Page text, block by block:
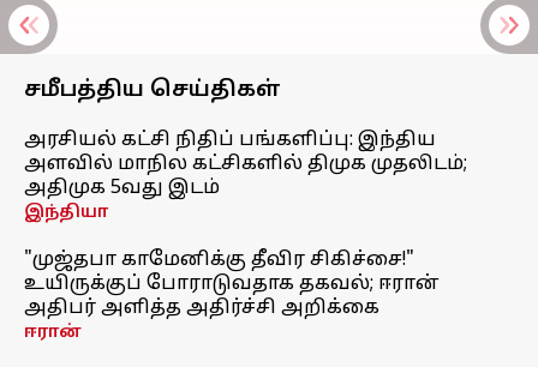
சமீபத்திய செய்திகள்
அரசியல் கட்சி நிதிப் பங்களிப்பு: இந்திய
அளவில் மாநில கட்சிகளில் திமுக முதலிடம்;
அதிமுக 5வது இடம்
இந்தியா
"முஜ்தபா காமேனிக்கு தீவிர சிகிச்சை!"
உயிருக்குப் போராடுவதாக தகவல்; ஈரான்
அதிபர் அளித்த அதிர்ச்சி அறிக்கை
ஈரான்